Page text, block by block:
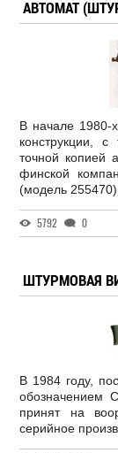
АВТОМАТ
В начале 1980-
конструкции,
точной копией
финской
(модель 255470).
5792 0
ШТУРМОВАЯ
В 1984 году,
обозначением
принят на
серийное